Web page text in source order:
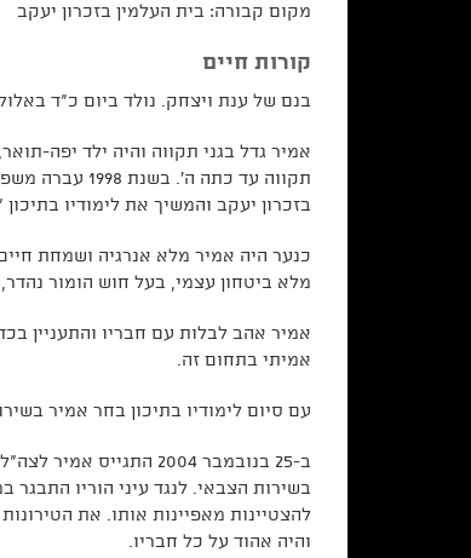
מקום קבורה: בית העלמין בזכרון יעקב
קורות חיים
בנם של ענת ויצחק. נולד ביום כ"ד באלול תשמ"ו (28.9.1986) בגני תקווה. אחיהם
אמיר גדל בגני תקווה והיה ילד יפה-
תקווה עד
בזכרון יעקב והמשיך את לימודיו
כנער היה אמיר מלא אנרגיה ושמחת
מלא ביטחון עצמי, בעל חוש הומור
אמיר אהב לבלות עם חבריו והתעניין
אמיתי בתחום זה.
עם סיום לימודיו בתיכון בחר אמיר
בשירות הצבאי. לנגד עיני הוריו
להצטיינות מאפיינות אותו. את
והיה אהוד על כל חבריו.